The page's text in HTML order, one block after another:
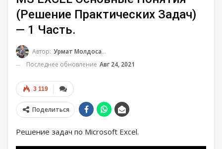
(Решение Практических Задач)
— 1 Часть.
Автор: Урмат Молдосанов
Последнее обновление Авг 24, 2021
3 119
Поделиться
Решение задач по Microsoft Excel.